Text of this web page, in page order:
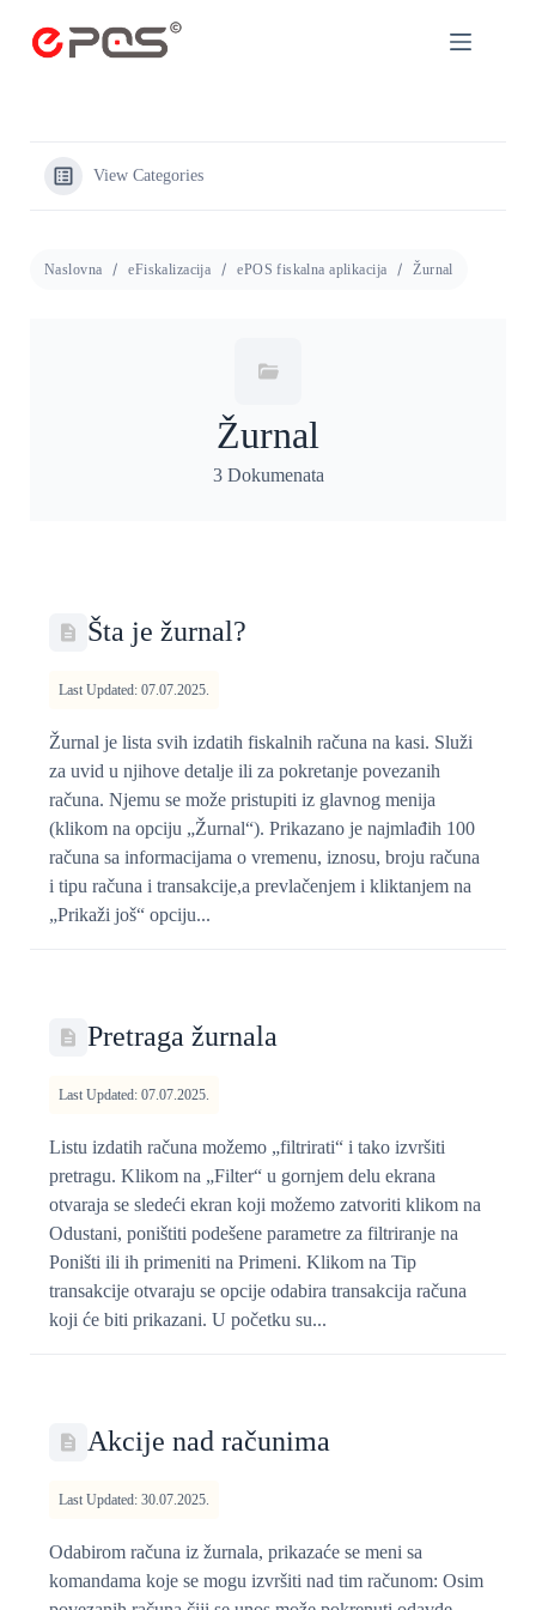
View Categories
Naslovna eFiskalizacija ePOS fiskalna aplikacija Žurnal
Žurnal
3 Dokumenata
Šta je žurnal?
Last Updated: 07.07.2025.
Žurnal je lista svih izdatih fiskalnih računa na kasi. Služi
za uvid u njihove detalje ili za pokretanje povezanih
računa. Njemu se može pristupiti iz glavnog menija
(klikom na opciju „Žurnal“). Prikazano je najmlađih 100
računa sa informacijama o vremenu, iznosu, broju računa
i tipu računa i transakcije,a prevlačenjem i kliktanjem na
„Prikaži još“ opciju...
Pretraga žurnala
Last Updated: 07.07.2025.
Listu izdatih računa možemo „filtrirati“ i tako izvršiti
pretragu. Klikom na „Filter“ u gornjem delu ekrana
otvaraja se sledeći ekran koji možemo zatvoriti klikom na
Odustani, poništiti podešene parametre za filtriranje na
Poništi ili ih primeniti na Primeni. Klikom na Tip
transakcije otvaraju se opcije odabira transakcija računa
koji će biti prikazani. U početku su...
Akcije nad računima
Last Updated: 30.07.2025.
Odabirom računa iz žurnala, prikazaće se meni sa
komandama koje se mogu izvršiti nad tim računom: Osim